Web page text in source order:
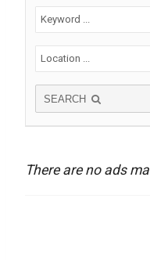
SEARCH
There are no ads